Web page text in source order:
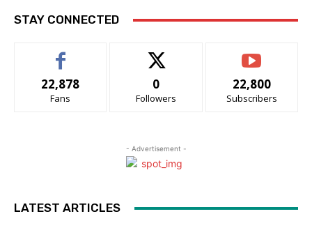
STAY CONNECTED
22,878
Fans
0
Followers
22,800
Subscribers
- Advertisement -
LATEST ARTICLES